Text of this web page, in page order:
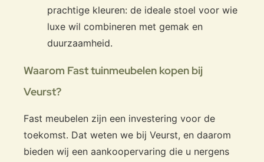
prachtige kleuren: de ideale stoel voor wie
luxe wil combineren met gemak en
duurzaamheid.
Waarom Fast tuinmeubelen kopen bij
Veurst?
Fast meubelen zijn een investering voor de
toekomst. Dat weten we bij Veurst, en daarom
bieden wij een aankoopervaring die u nergens